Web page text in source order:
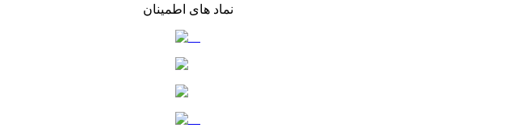
نماد های اطمینان